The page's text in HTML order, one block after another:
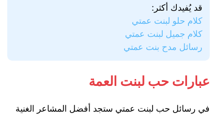
قد يُفيدك أكثر:
كلام حلو لبنت عمتي
كلام جميل لبنت عمتي
رسائل مدح بنت عمتي
عبارات حب لبنت العمة
في رسائل حب لبنت عمتي ستجد أفضل المشاعر الغنية